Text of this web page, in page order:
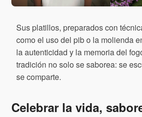
Sus platillos, preparados con
como el uso del pib o la molienda
la autenticidad y la memoria del
tradición no solo se saborea: se
se comparte.
Celebrar la vida,